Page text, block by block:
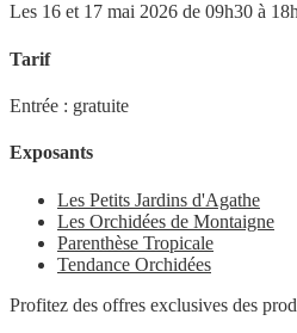
Les 16 et 17 mai 2026 de 09h30 à
Tarif
Entrée : gratuite
Exposants
Les Petits Jardins d'Agathe
Les Orchidées de Montaigne
Parenthèse Tropicale
Tendance Orchidées
Profitez des offres exclusives des